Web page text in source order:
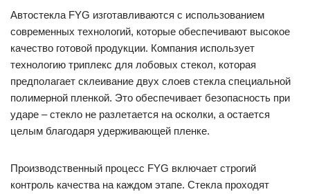
Автостекла FYG изготавливаются с использованием
современных технологий, которые обеспечивают высокое
качество готовой продукции. Компания использует
технологию триплекс для лобовых стекол, которая
предполагает склеивание двух слоев стекла специальной
полимерной пленкой. Это обеспечивает безопасность при
ударе – стекло не разлетается на осколки, а остается
целым благодаря удерживающей пленке.
Производственный процесс FYG включает строгий
контроль качества на каждом этапе. Стекла проходят